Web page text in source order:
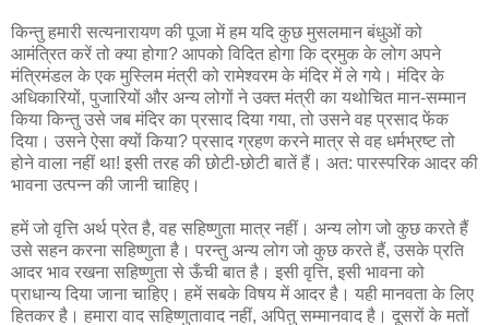
किन्तु हमारी सत्यनारायण की पूजा में हम यदि कुछ मुसलमान बंधुओं को
आमंत्रित करें तो क्या होगा? आपको विदित होगा कि द्रमुक के लोग अपने
मंत्रिमंडल के एक मुस्लिम मंत्री को रामेश्वरम के मंदिर में ले गये। मंदिर के
अधिकारियों, पुजारियों और अन्य लोगों ने उक्त मंत्री का यथोचित मान-सम्मान
किया किन्तु उसे जब मंदिर का प्रसाद दिया गया, तो उसने वह प्रसाद फेंक
दिया। उसने ऐसा क्यों किया? प्रसाद ग्रहण करने मात्र से वह धर्मभ्रष्ट तो
होने वाला नहीं था! इसी तरह की छोटी-छोटी बातें हैं। अत: पारस्परिक आदर की
भावना उत्पन्न की जानी चाहिए।
हमें जो वृत्ति अर्थ प्रेत है, वह सहिष्णुता मात्र नहीं। अन्य लोग जो कुछ करते हैं
उसे सहन करना सहिष्णुता है। परन्तु अन्य लोग जो कुछ करते हैं, उसके प्रति
आदर भाव रखना सहिष्णुता से ऊँची बात है। इसी वृत्ति, इसी भावना को
प्राधान्य दिया जाना चाहिए। हमें सबके विषय में आदर है। यही मानवता के लिए
हितकर है। हमारा वाद सहिष्णुतावाद नहीं, अपितु सम्मानवाद है। दूसरों के मतों